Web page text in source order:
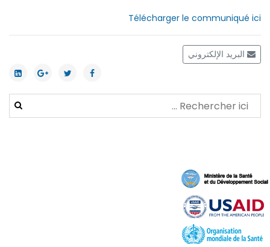
Télécharger le communiqué ici
البريد الإلكتروني